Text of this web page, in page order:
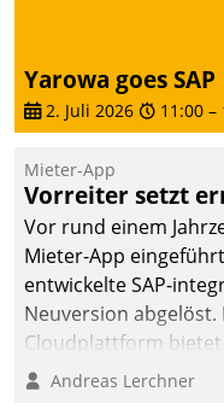
den Weg vom
Mieteranliegen zum
Yarowa goes SAP
2. Juli 2026 11:00 –
Mieter-App
Vorreiter setzt
Vor rund einem
Mieter-App
entwickelte SAP-
Neuversion
Cloudplattform
die Funktionalität der
Andreas Lerchner